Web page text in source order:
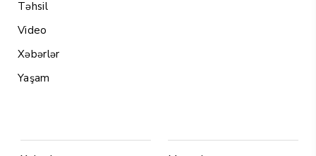
Təhsil
Video
Xəbərlər
Yaşam